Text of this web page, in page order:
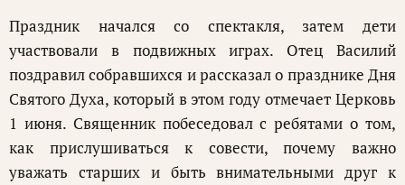
Праздник начался со спектакля, затем дети
участвовали в подвижных играх. Отец Василий
поздравил собравшихся и рассказал о празднике Дня
Святого Духа, который в этом году отмечает Церковь
1 июня. Священник побеседовал с ребятами о том,
как прислушиваться к совести, почему важно
уважать старших и быть внимательными друг к